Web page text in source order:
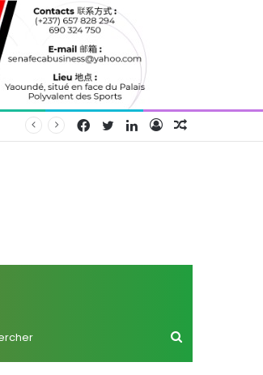
Connexion
Linkedin
Twitter
Facebook